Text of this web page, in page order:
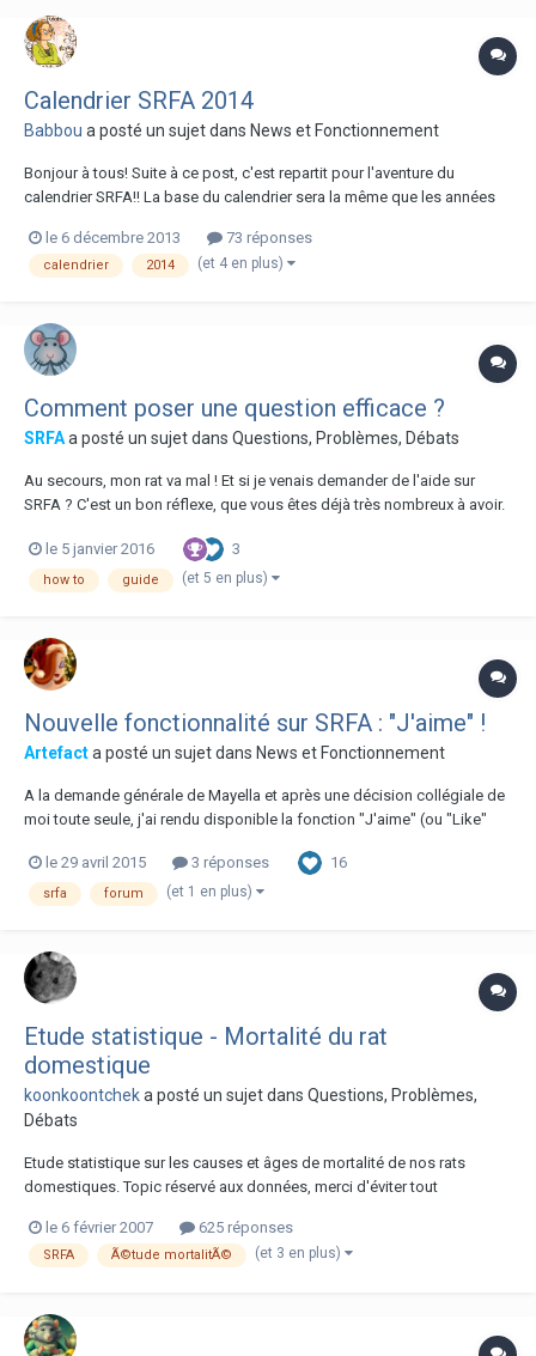
Calendrier SRFA 2014
Babbou a posté un sujet dans News et Fonctionnement
Bonjour à tous! Suite à ce post, c'est repartit pour l'aventure du
calendrier SRFA!! La base du calendrier sera la même que les années
adapté! Le fournisseur à été très rapide et pro, nous on signe de
nouveau! De nouvelles pe...
le 6 décembre 2013 73 réponses
calendrier 2014 (et 4 en plus)
Comment poser une question efficace ?
SRFAa posté un sujet dans Questions, Problèmes, Débats
Au secours, mon rat va mal ! Et si je venais demander de l'aide sur
SRFA ? C'est un bon réflexe, que vous êtes déjà très nombreux à avoir.
années d'accumulation de connaissances et de témoignages, la
communauté est souvent à même de...
le 5 janvier 2016 3
how to guide (et 5 en plus)
Nouvelle fonctionnalité sur SRFA : "J'aime" !
Artefacta posté un sujet dans News et Fonctionnement
A la demande générale de Mayella et après une décision collégiale de
moi toute seule, j'ai rendu disponible la fonction "J'aime" (ou "Like"
les posts du forum. Cela signifie que vous pouvez désormais signaler
que vous avez particu...
le 29 avril 2015 3 réponses 16
srfa forum (et 1 en plus)
Etude statistique - Mortalité du rat
domestique
koonkoontcheka posté un sujet dans Questions, Problèmes,
Débats
Etude statistique sur les causes et âges de mortalité de nos rats
domestiques. Topic réservé aux données, merci d'éviter tout
la plus précise possible, les renseignements sur les rats décédès sur
forum : causes de la mort, âge de...
le 6 février 2007 625 réponses
SRFA Ã©tude mortalitÃ© (et 3 en plus)